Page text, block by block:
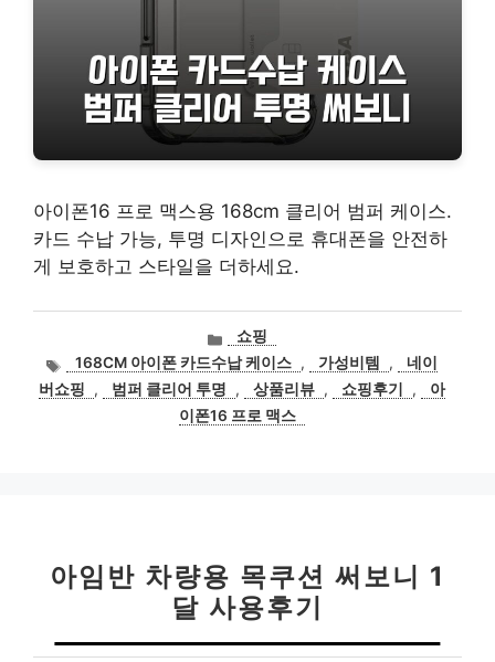
아이폰16 프로 맥스용 168cm 클리어 범퍼 케이스.
카드 수납 가능, 투명 디자인으로 휴대폰을 안전하
게 보호하고 스타일을 더하세요.
카
테
고
리
쇼핑
태
그
168CM 아이폰 카드수납 케이스 , 가성비템 ,
네이
버쇼핑
, 범퍼 클리어 투명 , 상품리뷰 , 쇼핑후기 ,
아
이폰16 프로 맥스
아임반 차량용 목쿠션 써보니 1
달 사용후기